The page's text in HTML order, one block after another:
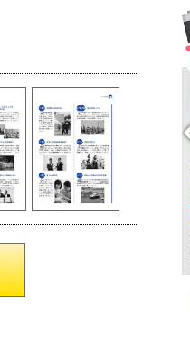
山形市 燦々
撮影場所：須川河畔 反田橋付近